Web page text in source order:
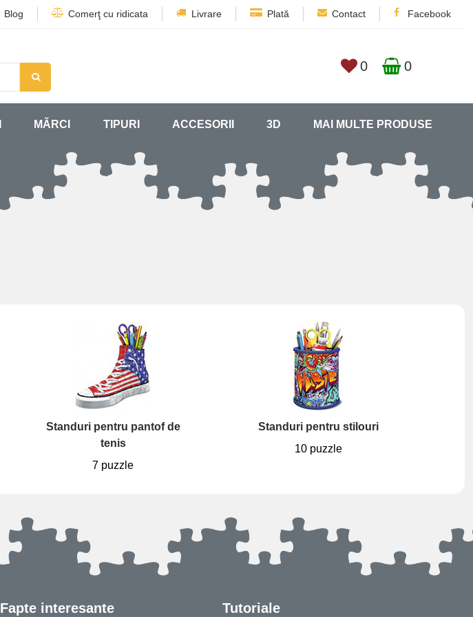
Blog Comerţ cu ridicata Livrare Plată Contact Facebook
0 0
MĂRCI TIPURI ACCESORII 3D MAI MULTE PRODUSE
Standuri pentru pantof de
tenis
7 puzzle
Standuri pentru stilouri
10 puzzle
Fapte interesante Tutoriale